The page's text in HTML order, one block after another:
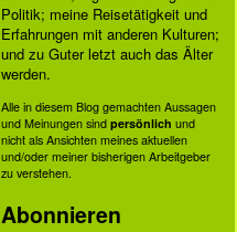
Politik; meine Reisetätigkeit und
Erfahrungen mit anderen Kulturen;
und zu Guter letzt auch das Älter
werden.
Alle in diesem Blog gemachten Aussagen
und Meinungen sind persönlich und
nicht als Ansichten meines aktuellen
und/oder meiner bisherigen Arbeitgeber
zu verstehen.
Abonnieren